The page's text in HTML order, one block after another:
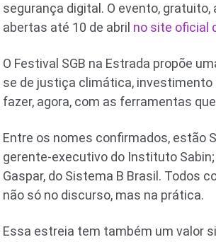
segurança digital. O evento,
abertas até 10 de abril no site oficial
O Festival SGB na Estrada propõe
se de justiça climática, investimento
fazer, agora, com as ferramentas
Entre os nomes confirmados, estão
gerente-executivo do Instituto Sabin;
Gaspar, do Sistema B Brasil. Todos
não só no discurso, mas na prática.
Essa estreia tem também um valor